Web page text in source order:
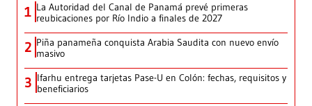
1 La Autoridad del Canal de Panamá prevé primeras
reubicaciones por Río Indio a finales de 2027
2 Piña panameña conquista Arabia Saudita con nuevo envío
masivo
3 Ifarhu entrega tarjetas Pase-U en Colón: fechas, requisitos y
beneficiarios